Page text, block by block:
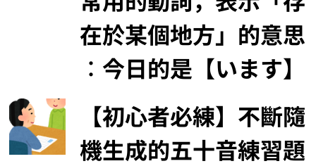
在於某個地方」的意思
︰今日的是【います】
【初心者必練】不斷隨
機生成的五十音練習題